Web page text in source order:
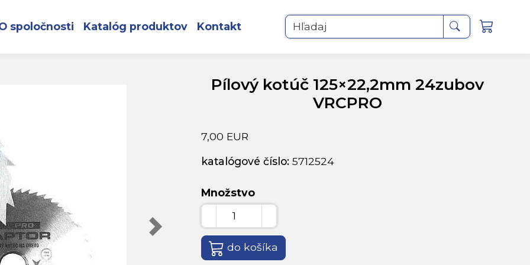
spoločnosti Katalóg produktov Kontakt Hľadaj
Pílový kotúč 125×22,2mm 24zubov
VRCPRO
7,00 EUR
katalógové číslo:5712524
Množstvo
do košíka